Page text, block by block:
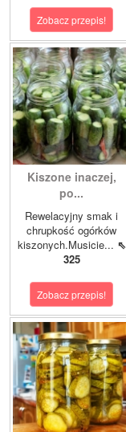
Zobacz przepis!
Kiszone inaczej,
po...
Rewelacyjny smak i
chrupkość ogórków
kiszonych.Musicie... ⇖
325
Zobacz przepis!